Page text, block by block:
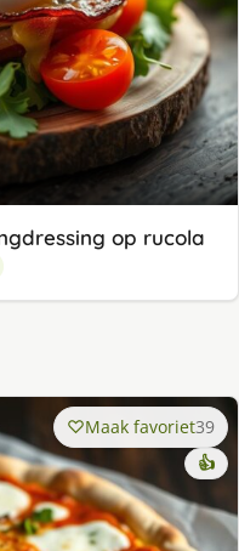
op rucola
Maak favoriet39
👍